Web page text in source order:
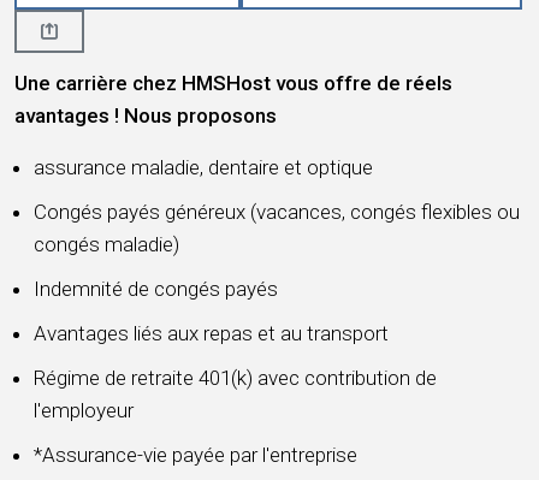
Une carrière chez HMSHost vous offre de réels
avantages ! Nous proposons
assurance maladie, dentaire et optique
Congés payés généreux (vacances, congés flexibles ou
congés maladie)
Indemnité de congés payés
Avantages liés aux repas et au transport
Régime de retraite 401(k) avec contribution de
l'employeur
*Assurance-vie payée par l'entreprise